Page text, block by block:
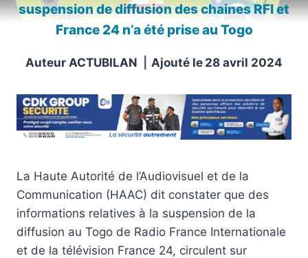
suspension de diffusion des chaines RFI et
France 24 n’a été prise au Togo
Auteur ACTUBILAN Ajouté le 28 avril 2024
La Haute Autorité de l’Audiovisuel et de la
Communication (HAAC) dit constater que des
informations relatives à la suspension de la
diffusion au Togo de Radio France Internationale
et de la télévision France 24, circulent sur